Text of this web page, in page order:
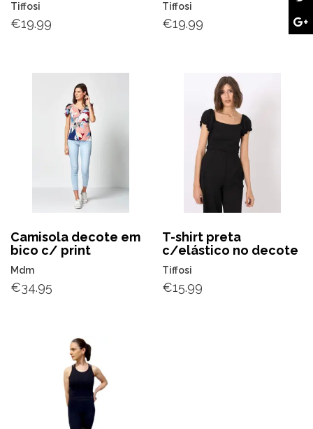
Tiffosi
€19.99
Tiffosi
€19.99
Camisola decote em
bico c/ print
Mdm
€34.95
T-shirt preta
c/elástico no decote
Tiffosi
€15.99